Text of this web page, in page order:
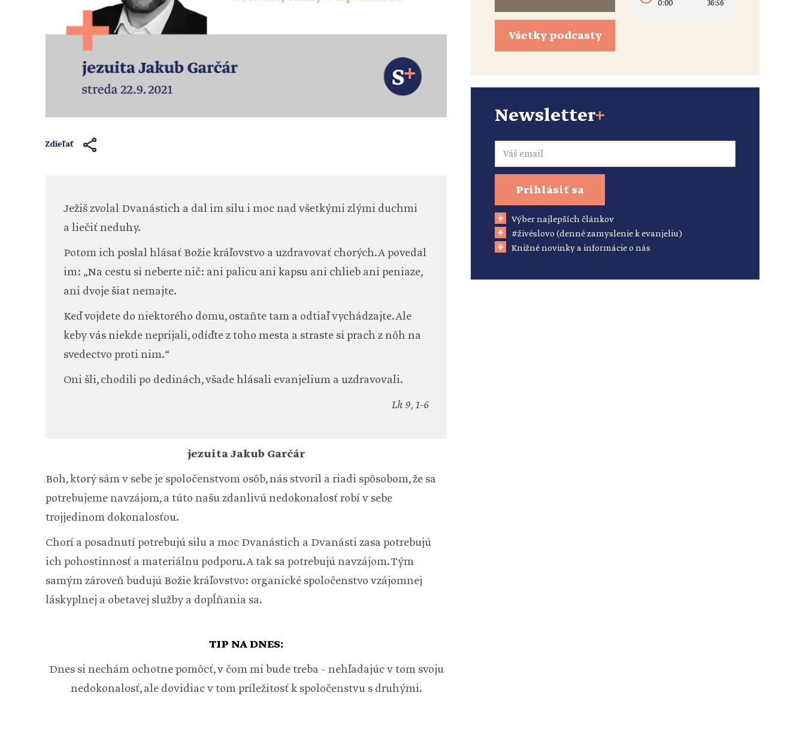
Zdieľať
Ježiš zvolal Dvanástich a dal im silu i moc nad všetkými zlými duchmi
a liečiť neduhy.
Potom ich poslal hlásať Božie kráľovstvo a uzdravovať chorých. A povedal
im: „Na cestu si neberte nič: ani palicu ani kapsu ani chlieb ani peniaze,
ani dvoje šiat nemajte.
Keď vojdete do niektorého domu, ostaňte tam a odtiaľ vychádzajte. Ale
keby vás niekde neprijali, odíďte z toho mesta a straste si prach z nôh na
svedectvo proti nim.“
Oni šli, chodili po dedinách, všade hlásali evanjelium a uzdravovali.
Lk 9, 1-6
jezuita Jakub Garčár
Boh, ktorý sám v sebe je spoločenstvom osôb, nás stvoril a riadi spôsobom, že sa
potrebujeme navzájom, a túto našu zdanlivú nedokonalosť robí v sebe
trojjedinom dokonalosťou.
Chorí a posadnutí potrebujú silu a moc Dvanástich a Dvanásti zasa potrebujú
ich pohostinnosť a materiálnu podporu. A tak sa potrebujú navzájom. Tým
samým zároveň budujú Božie kráľovstvo: organické spoločenstvo vzájomnej
láskyplnej a obetavej služby a dopĺňania sa.
TIP NA DNES:
Dnes si nechám ochotne pomôcť, v čom mi bude treba – nehľadajúc v tom svoju
nedokonalosť, ale dovidiac v tom príležitosť k spoločenstvu s druhými.
Všetky podcasty
0:00 36:56
Newsletter+
Email
Prihlásiť sa
Výber najlepších článkov
#živéslovo (denné zamyslenie k evanjeliu)
Knižné novinky a informácie o nás